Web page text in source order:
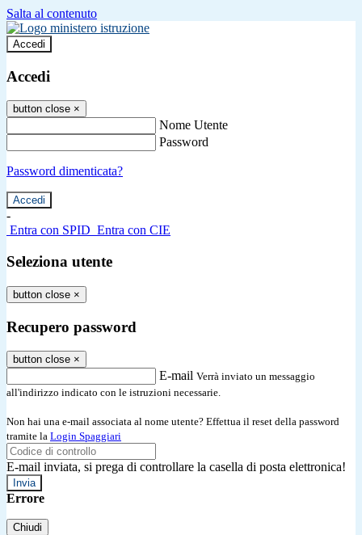
Salta al contenuto
Accedi
Accedi
button close ×
Nome Utente
Password
Password dimenticata?
-
Entra con SPID Entra con CIE
Seleziona utente
button close ×
Recupero password
button close ×
E-mail Verrà inviato un messaggio
all'indirizzo indicato con le istruzioni necessarie.
Non hai una e-mail associata al nome utente? Effettua il reset della password
tramite la Login Spaggiari
E-mail inviata, si prega di controllare la casella di posta elettronica!
Errore
Chiudi